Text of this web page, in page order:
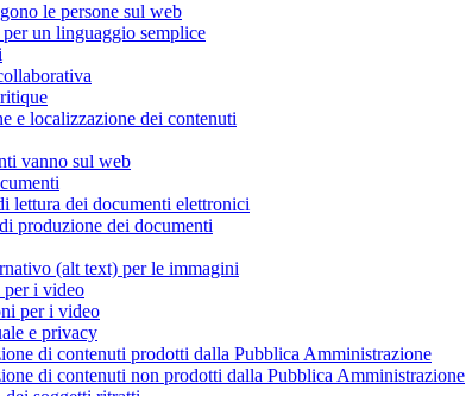
le persone sul web
un linguaggio semplice
e localizzazione dei contenuti
vanno sul web
lettura dei documenti elettronici
produzione dei documenti
(alt text) per le immagini
i video
per i video
e privacy
di contenuti prodotti dalla Pubblica Amministrazione
di contenuti non prodotti dalla Pubblica Amministrazione